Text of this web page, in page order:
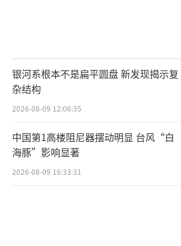
银河系根本不是扁平圆盘 新发现揭示复
杂结构
2026-08-09 12:06:35
中国第1高楼阻尼器摆动明显 台风“白
海豚”影响显著
2026-08-09 16:33:31